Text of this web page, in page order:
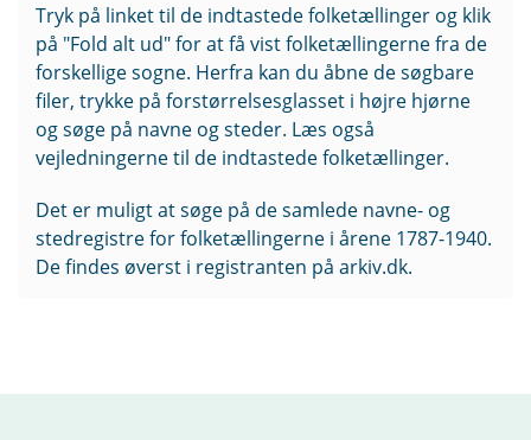
Tryk på linket til de indtastede folketællinger og klik
på "Fold alt ud" for at få vist folketællingerne fra de
forskellige sogne. Herfra kan du åbne de søgbare
filer, trykke på forstørrelsesglasset i højre hjørne
og søge på navne og steder. Læs også
vejledningerne til de indtastede folketællinger.
Det er muligt at søge på de samlede navne- og
stedregistre for folketællingerne i årene 1787-1940.
De findes øverst i registranten på arkiv.dk.